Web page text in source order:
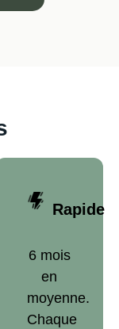
Rapide
6 mois
en
moyenne.
Chaque